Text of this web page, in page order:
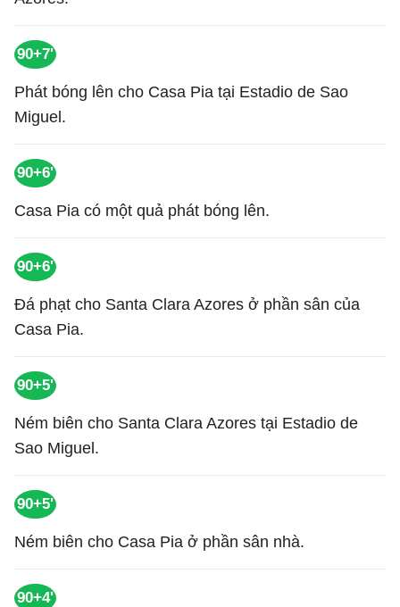
90+7'
Phát bóng lên cho Casa Pia tại Estadio de Sao
Miguel.
90+6'
Casa Pia có một quả phát bóng lên.
90+6'
Đá phạt cho Santa Clara Azores ở phần sân của
Casa Pia.
90+5'
Ném biên cho Santa Clara Azores tại Estadio de
Sao Miguel.
90+5'
Ném biên cho Casa Pia ở phần sân nhà.
90+4'